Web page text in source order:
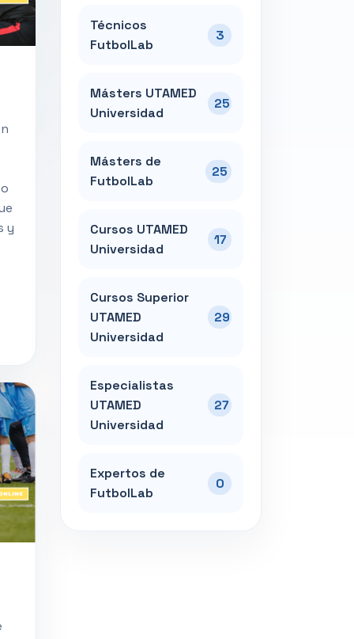
y
Técnicos
FutbolLab
3
Másters UTAMED
Universidad
25
Másters de
FutbolLab
25
Cursos UTAMED
Universidad
17
Cursos Superior
UTAMED
Universidad
29
Especialistas
UTAMED
Universidad
27
Expertos de
FutbolLab
0